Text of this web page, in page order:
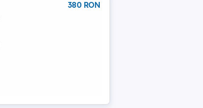
380 RON